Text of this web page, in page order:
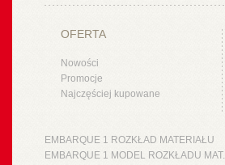
OFERTA
Nowości
Promocje
Najczęściej kupowane
EMBARQUE 1 ROZKŁAD MATERIAŁU
EMBARQUE 1 MODEL ROZKŁADU MAT.